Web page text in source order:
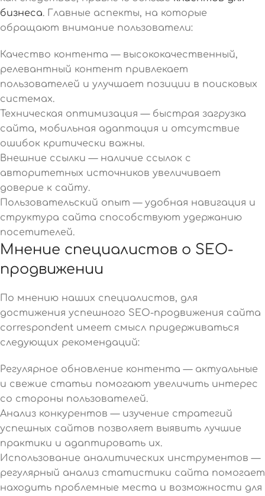
бизнеса. Главные аспекты, на которые
обращают внимание пользователи:
Качество контента — высококачественный,
релевантный контент привлекает
пользователей и улучшает позиции в поисковых
системах.
Техническая оптимизация — быстрая загрузка
сайта, мобильная адаптация и отсутствие
ошибок критически важны.
Внешние ссылки — наличие ссылок с
авторитетных источников увеличивает
доверие к сайту.
Пользовательский опыт — удобная навигация и
структура сайта способствуют удержанию
посетителей.
Мнение специалистов о SEO-
продвижении
По мнению наших специалистов, для
достижения успешного SEO-продвижения сайта
correspondent имеет смысл придерживаться
следующих рекомендаций:
Регулярное обновление контента — актуальные
и свежие статьи помогают увеличить интерес
со стороны пользователей.
Анализ конкурентов — изучение стратегий
успешных сайтов позволяет выявить лучшие
практики и адаптировать их.
Использование аналитических инструментов —
регулярный анализ статистики сайта помогает
находить проблемные места и возможности для